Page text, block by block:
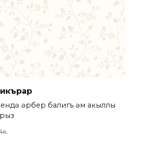
һәрбер балигъ һәм акыллы